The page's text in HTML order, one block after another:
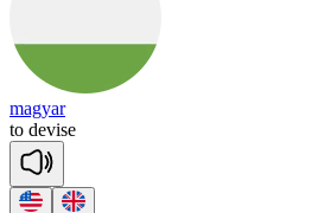
magyar
to devise